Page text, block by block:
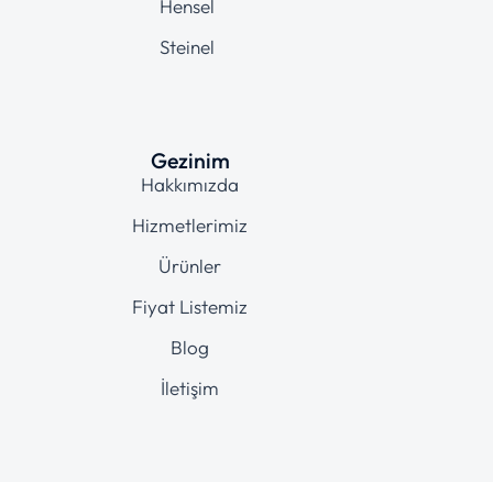
Hensel
Steinel
Gezinim
Hakkımızda
Hizmetlerimiz
Ürünler
Fiyat Listemiz
Blog
İletişim